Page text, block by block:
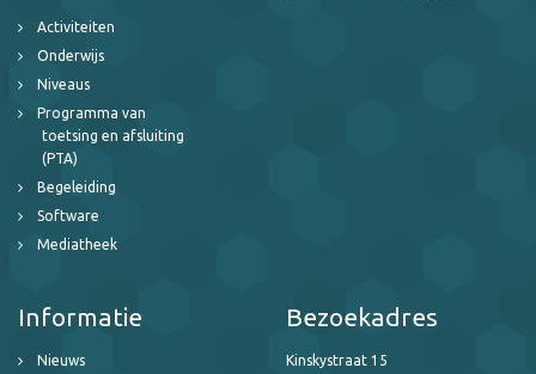
Activiteiten
Onderwijs
Niveaus
Programma van
toetsing en afsluiting
(PTA)
Begeleiding
Software
Mediatheek
Informatie
Nieuws
Bezoekadres
Kinskystraat 15